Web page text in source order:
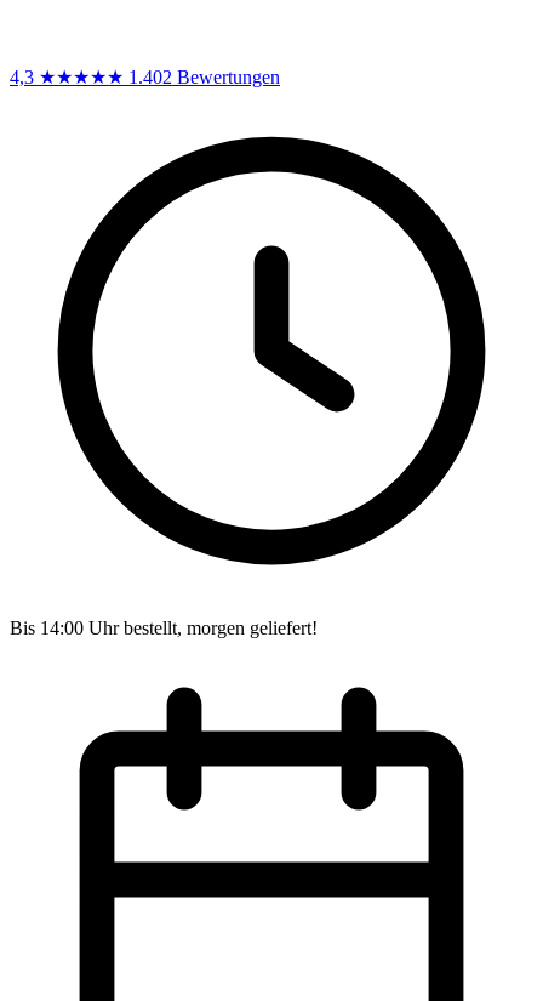
4,3 ★★★★★ 1.402 Bewertungen
Bis 14:00 Uhr bestellt, morgen geliefert!